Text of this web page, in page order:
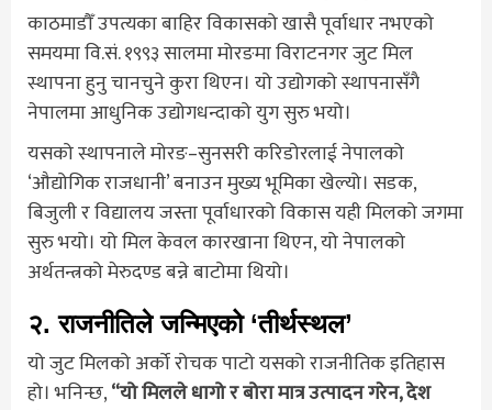
काठमाडौँ उपत्यका बाहिर विकासको खासै पूर्वाधार नभएको
समयमा वि.सं. १९९३ सालमा मोरङमा विराटनगर जुट मिल
स्थापना हुनु चानचुने कुरा थिएन। यो उद्योगको स्थापनासँगै
नेपालमा आधुनिक उद्योगधन्दाको युग सुरु भयो।
यसको स्थापनाले मोरङ–सुनसरी करिडोरलाई नेपालको
‘औद्योगिक राजधानी’ बनाउन मुख्य भूमिका खेल्यो। सडक,
बिजुली र विद्यालय जस्ता पूर्वाधारको विकास यही मिलको जगमा
सुरु भयो। यो मिल केवल कारखाना थिएन, यो नेपालको
अर्थतन्त्रको मेरुदण्ड बन्ने बाटोमा थियो।
२. राजनीतिले जन्मिएको ‘तीर्थस्थल’
यो जुट मिलको अर्को रोचक पाटो यसको राजनीतिक इतिहास
हो। भनिन्छ,“यो मिलले धागो र बोरा मात्र उत्पादन गरेन, देश